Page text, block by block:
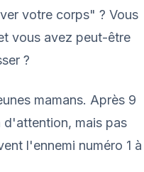
votre corps" ? Vous
vous avez peut-être
?
mamans. Après 9
d'attention, mais pas
l'ennemi numéro 1 à